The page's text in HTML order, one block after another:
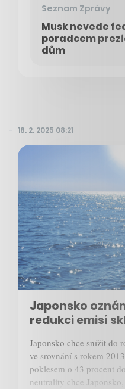
Seznam Zprávy
Musk nevede
poradcem
dům
18. 2. 2025 08:21
Japonsko
redukci emisí
Japonsko chce snížit do
ve srovnání s rokem
poklesem o 43 procent
neutrality chce